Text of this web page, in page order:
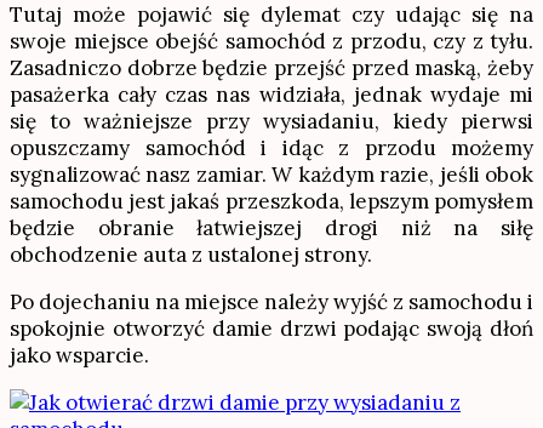
Tutaj może pojawić się dylemat czy udając się na
swoje miejsce obejść samochód z przodu, czy z tyłu.
Zasadniczo dobrze będzie przejść przed maską, żeby
pasażerka cały czas nas widziała, jednak wydaje mi
się to ważniejsze przy wysiadaniu, kiedy pierwsi
opuszczamy samochód i idąc z przodu możemy
sygnalizować nasz zamiar. W każdym razie, jeśli obok
samochodu jest jakaś przeszkoda, lepszym pomysłem
będzie obranie łatwiejszej drogi niż na siłę
obchodzenie auta z ustalonej strony.
Po dojechaniu na miejsce należy wyjść z samochodu i
spokojnie otworzyć damie drzwi podając swoją dłoń
jako wsparcie.